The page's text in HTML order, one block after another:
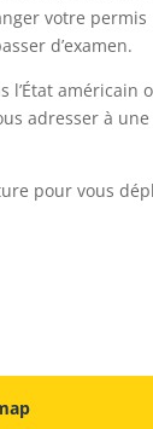
votre permis
d’examen.
l’État américain
adresser à une
pour vous